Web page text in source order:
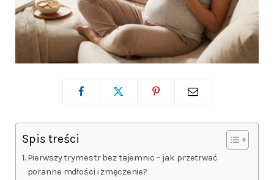
Spis treści
Pierwszy trymestr bez tajemnic – jak przetrwać
poranne mdłości i zmęczenie?